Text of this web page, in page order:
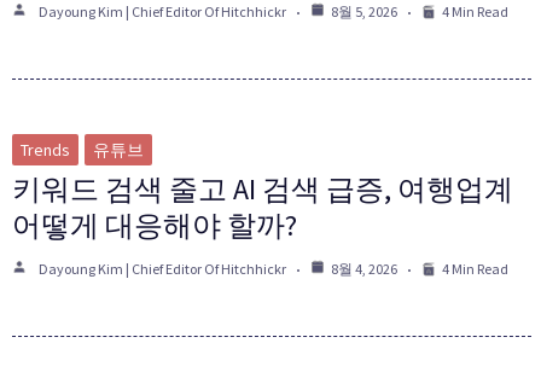
Dayoung Kim | Chief Editor Of Hitchhickr 8월 5, 2026 4 Min Read
Trends 유튜브
키워드 검색 줄고 AI 검색 급증, 여행업계
어떻게 대응해야 할까?
Dayoung Kim | Chief Editor Of Hitchhickr 8월 4, 2026 4 Min Read